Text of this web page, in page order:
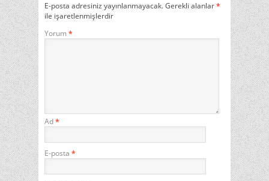
E-posta adresiniz yayınlanmayacak.Gerekli alanlar*
ile işaretlenmişlerdir
Yorum *
Ad*
E-posta *